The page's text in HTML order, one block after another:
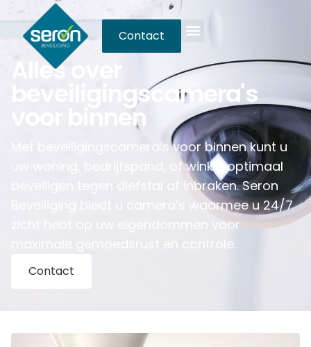
Contact
Alles over
beveiligingscamera's
voor binnen
Met beveiligingscamera’s voor binnen kunt u
uw woning, bedrijfspand, of winkel optimaal
beveiligen tegen diefstal of inbraken. Seron
Beveiliging biedt u camera’s waarmee u 24/7
zicht hebt op uw eigendommen voor
maximale gemoedsrust en controle.
Contact